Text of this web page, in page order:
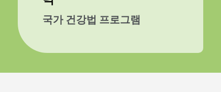
국가 건강법 프로그램